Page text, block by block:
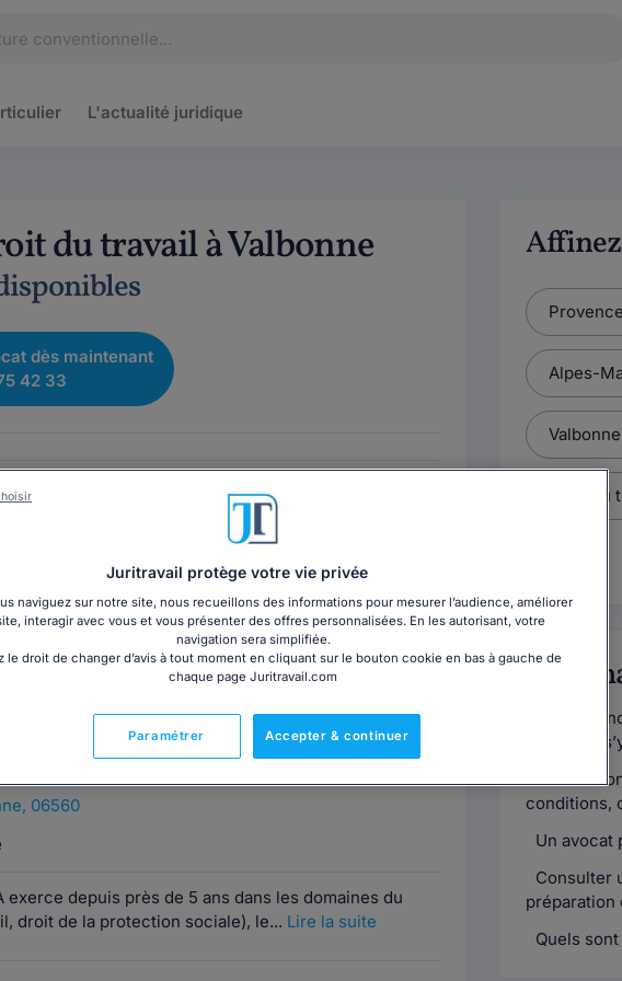
L'actualité juridique
du travail à Valbonne
dès maintenant
42 33
Contacter cet avocat
depuis 14 ans, je suis à votre disposition pour vous
problème juridique.
06560
Contacter cet avocat
exerce depuis près de 5 ans dans les domaines du
droit de la protection sociale), le... Lire la suite
Affinez
comment
conditions,
Un avocat
Consulter
Quels
Juritravail protège votre vie privée
naviguez sur notre site, nous recueillons des informations pour mesurer l’audience, améliorer
interagir avec vous et vous présenter des offres personnalisées. En les autorisant, votre
navigation sera simplifiée.
le droit de changer d’avis à tout moment en cliquant sur le bouton cookie en bas à gauche de
chaque page Juritravail.com
Accepter & continuer
Paramétrer